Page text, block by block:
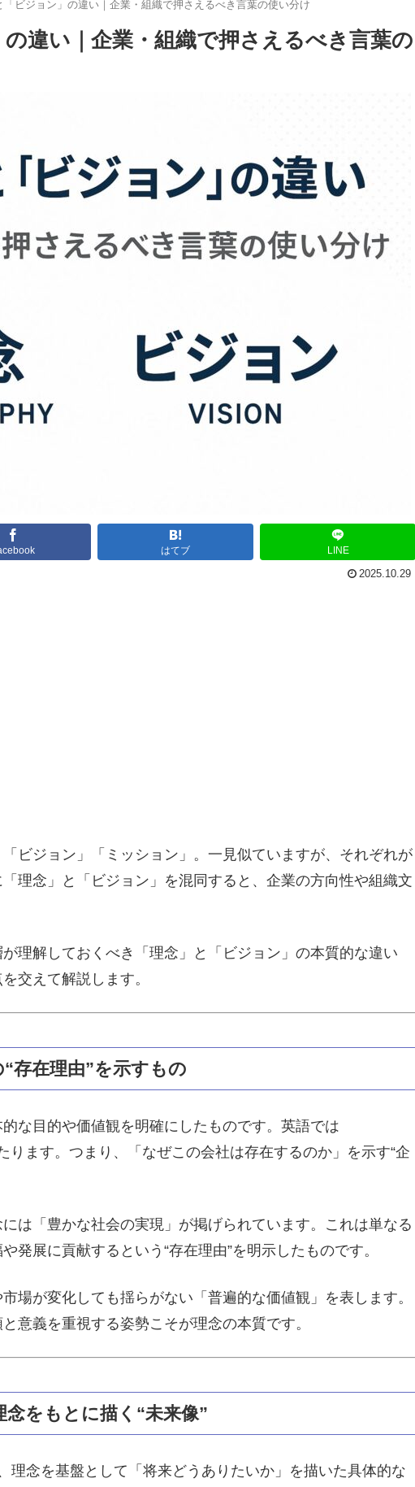
「ビジョン」の違い｜企業・組織で押さえるべき言葉の使い分け
の違い｜企業・組織で押さえるべき言葉の
はてブ LINE
2025.10.29
ビジョン」「ミッション」。一見似ていますが、それぞれが
理念」と「ビジョン」を混同すると、企業の方向性や組織文
理解しておくべき「理念」と「ビジョン」の本質的な違い
交えて解説します。
在理由”を示すもの
な目的や価値観を明確にしたものです。英語では
ります。つまり、「なぜこの会社は存在するのか」を示す“企
は「豊かな社会の実現」が掲げられています。これは単なる
発展に貢献するという“存在理由”を明示したものです。
場が変化しても揺らがない「普遍的な価値観」を表します。
意義を重視する姿勢こそが理念の本質です。
をもとに描く“未来像”
理念を基盤として「将来どうありたいか」を描いた具体的な